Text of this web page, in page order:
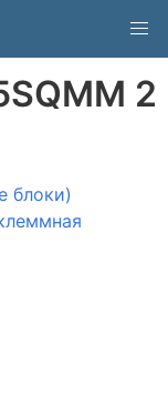
2
блоки)